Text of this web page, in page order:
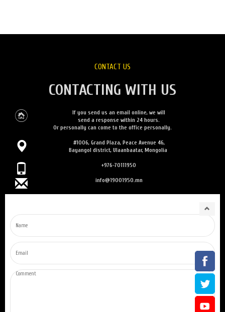
CONTACT US
CONTACTING WITH US
If you send us an email online, we will
send a response within 24 hours.
Or personally can come to the office personally.
#1006, Grand Plaza, Peace Avenue 46,
Bayangol district, Ulaanbaatar, Mongolia
+976-70111950
info@19001950.mn